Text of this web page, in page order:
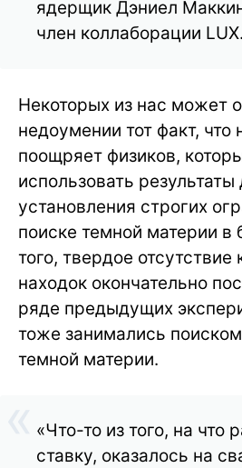
ядерщик Дэниел
член коллаборации LUX.
Некоторых из нас может
недоумении тот факт, что
поощряет физиков,
использовать результаты
установления строгих
поиске темной материи
того, твердое отсутствие
находок окончательно
ряде предыдущих
тоже занимались
темной материи.
«Что-то из того, на что
ставку, оказалось на